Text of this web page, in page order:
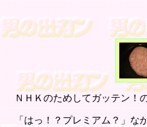
ＮＨＫのためしてガッテン！
「はっ！？プレミアム？」な